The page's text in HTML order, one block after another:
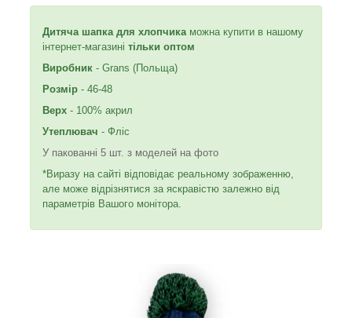
Дитяча шапка для хлопчика можна купити в нашому
інтернет-магазині тільки оптом
Виробник - Grans (Польща)
Розмір - 46-48
Верх - 100% акрил
Утеплювач - Фліс
У пакованні 5 шт. з моделей на фото
*Виразу на сайті відповідає реальному зображенню,
але може відрізнятися за яскравістю залежно від
параметрів Вашого монітора.